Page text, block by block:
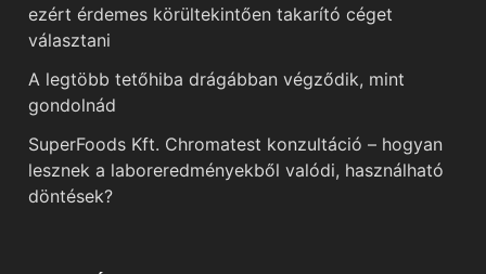
ezért érdemes körültekintően takarító céget
választani
A legtöbb tetőhiba drágábban végződik, mint
gondolnád
SuperFoods Kft. Chromatest konzultáció – hogyan
lesznek a laboreredményekből valódi, használható
döntések?